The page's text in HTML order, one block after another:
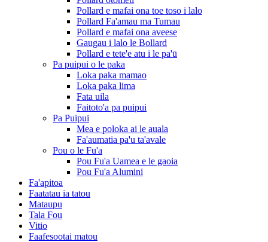
Pollard e mafai ona toe toso i lalo
Pollard Fa'amau ma Tumau
Pollard e mafai ona aveese
Gaugau i lalo le Bollard
Pollard e tete'e atu i le pa'ū
Pa puipui o le paka
Loka paka mamao
Loka paka lima
Fata uila
Faitoto'a pa puipui
Pa Puipui
Mea e poloka ai le auala
Fa'aumatia pa'u ta'avale
Pou o le Fu'a
Pou Fu'a Uamea e le gaoia
Pou Fu'a Alumini
Fa'apitoa
Faatatau ia tatou
Mataupu
Tala Fou
Vitio
Faafesootai matou